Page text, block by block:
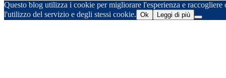
Questo blog utilizza i cookie per migliorare l'esperienza e
l'utilizzo del servizio e degli stessi cookie. Ok Leggi di più